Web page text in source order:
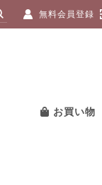
無料会員登録
お買い物